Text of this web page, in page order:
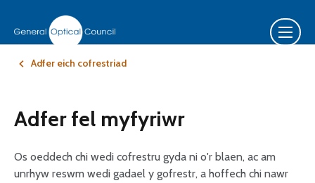
Adfer eich cofrestriad
Adfer fel myfyriwr
Os oeddech chi wedi cofrestru gyda ni o'r blaen, ac am
unrhyw reswm wedi gadael y gofrestr, a hoffech chi nawr